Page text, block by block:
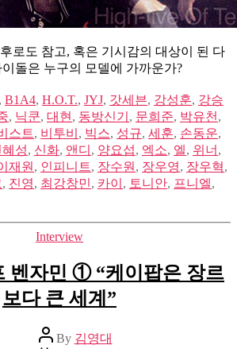
로도 참고, 혹은 기시감의 대상이 된 다
돌은 누구의 모델에 가까운가?
B1A4, H.O.T., JYJ, 갓세븐, 강성훈, 강승
, 닉쿤, 대현 , 동방신기 , 문희준, 박유천 ,
스트, 비투비 , 빅스, 성규, 세훈, 손동운,
혜성, 신화, 앤디 , 양요섭, 엑소, 엘, 위너 ,
재원 , 인피니트, 장수원 , 장우영, 장우혁,
, 진영, 최강창민, 카이 , 토니안, 프니엘,
Categories
Interview
벤자민 ① “케이팝은 장르
보다 큰 세계”
PostBy 김영대